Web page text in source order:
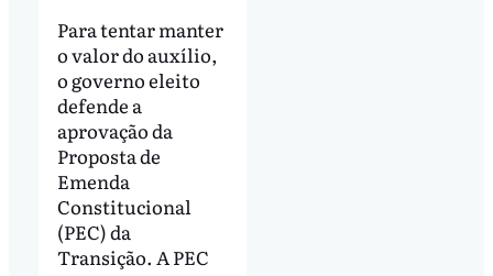
Para tentar manter
o valor do auxílio,
o governo eleito
defende a
aprovação da
Proposta de
Emenda
Constitucional
(PEC) da
Transição. A PEC